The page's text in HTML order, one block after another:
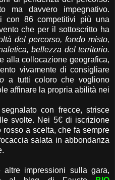
ma davvero impegnativo.
con 86 competitivi più una
che per il sottoscritto ha
del percorso, fondo misto,
bellezza del territorio.
alla collocazione geografica,
vivamente di consigliare
a tutti coloro che vogliono
affinare la propria abilità nei
con frecce, strisce
svolte. Nei 5€ di iscrizione
a scelta, che fa sempre
salata in abbondanza
impressioni sulla gara,